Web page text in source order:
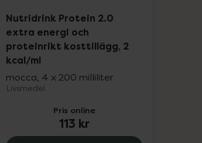
Nutridrink Protein 2.0
extra energi och
proteinrikt kosttillägg, 2
kcal/ml
mocca, 4 x 200 milliliter
Livsmedel
Pris online
113 kr